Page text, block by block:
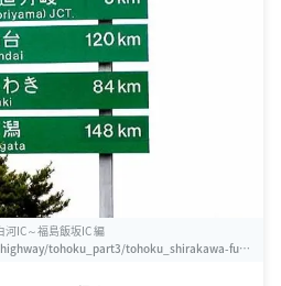
IC～福島飯坂IC 編
tohoku_part3/tohoku_shirakawa-fuku